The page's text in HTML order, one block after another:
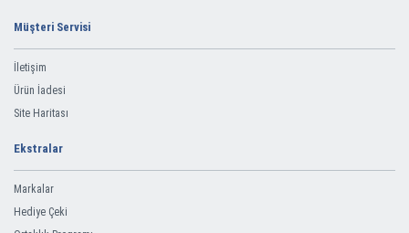
Müşteri Servisi
İletişim
Ürün İadesi
Site Haritası
Ekstralar
Markalar
Hediye Çeki